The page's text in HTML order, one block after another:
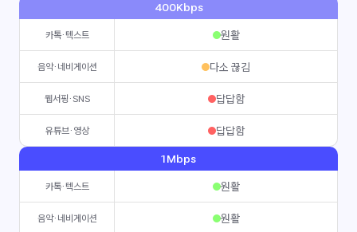
400Kbps
카톡·텍스트 원활
음악·네비게이션 다소 끊김
웹서핑·SNS 답답함
유튜브·영상 답답함
1Mbps
카톡·텍스트 원활
음악·네비게이션 원활